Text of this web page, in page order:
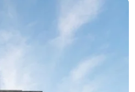
cho là vi phạm
(TTXVN/Vietnam+)